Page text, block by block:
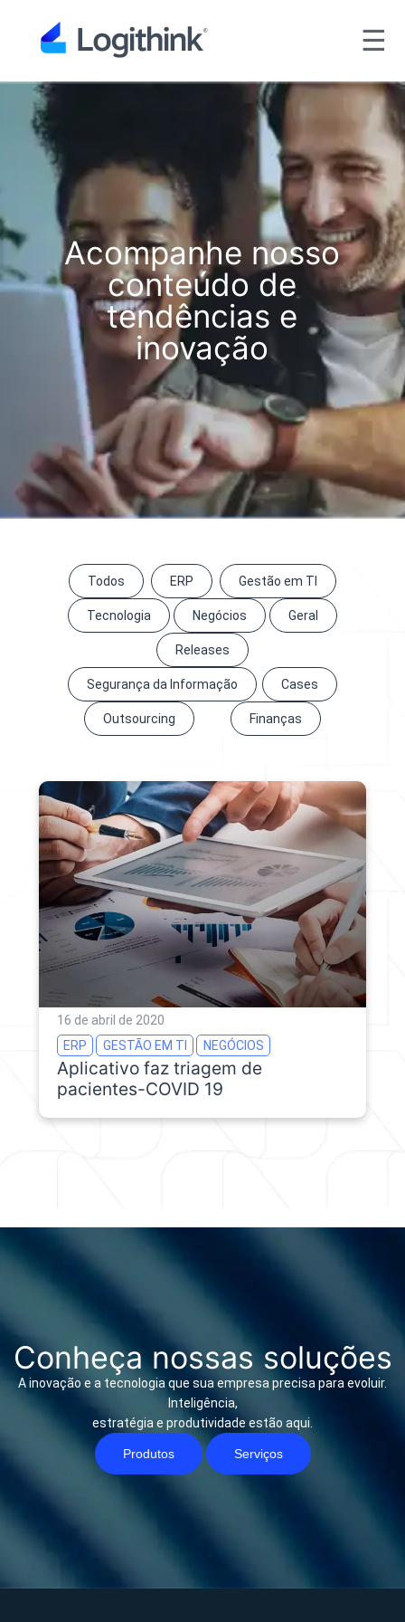
☰
Acompanhe nosso
conteúdo de
tendências e
inovação
Todos ERP Gestão em TI
Tecnologia Negócios Geral
Releases
Segurança da Informação Cases
Outsourcing Finanças
16 de abril de 2020
ERP
GESTÃO EM TI NEGÓCIOS
Aplicativo faz triagem de
pacientes-COVID 19
Conheça nossas soluções
A inovação e a tecnologia que sua empresa precisa para evoluir.
Inteligência,
estratégia e produtividade estão aqui.
Produtos Serviços